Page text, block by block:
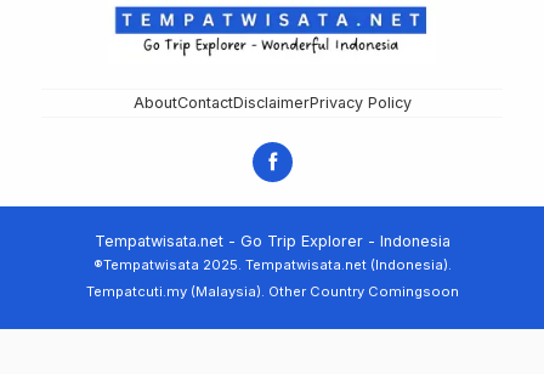
AboutContactDisclaimerPrivacy Policy
Tempatwisata.net - Go Trip Explorer - Indonesia
®Tempatwisata 2025. Tempatwisata.net (Indonesia).
Tempatcuti.my (Malaysia). Other Country Comingsoon